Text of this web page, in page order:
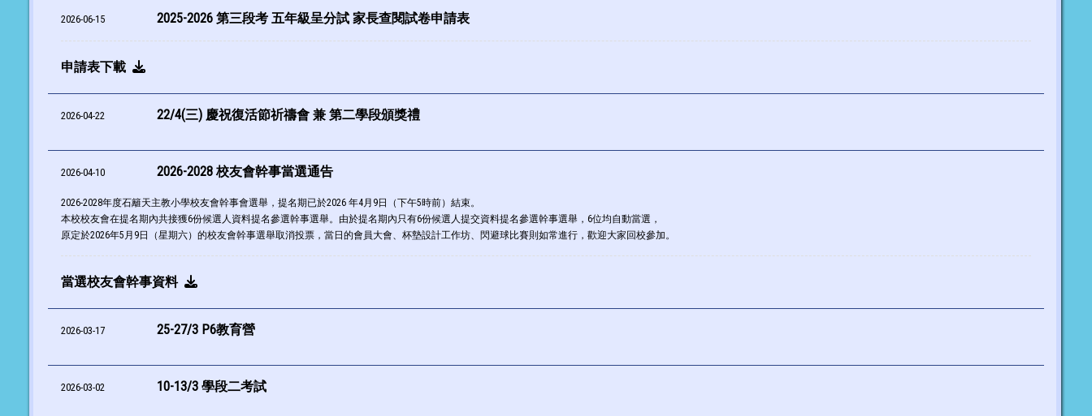
2026-06-15 2025-2026 第三段考 五年級呈分試 家長查閱試卷申請表
申請表下載
2026-04-22 22/4(三) 慶祝復活節祈禱會 兼 第二學段頒獎禮
2026-04-10 2026-2028 校友會幹事當選通告
2026-2028年度石籬天主教小學校友會幹事會選舉，提名期已於2026 年4月9日（下午5時前）結束。
本校校友會在提名期內共接獲6份候選人資料提名參選幹事選舉。由於提名期內只有6份候選人提交資料提名參選幹事選舉，6位均自動當選，
原定於2026年5月9日（星期六）的校友會幹事選舉取消投票，當日的會員大會、杯墊設計工作坊、閃避球比賽則如常進行，歡迎大家回校參加。
當選校友會幹事資料
2026-03-17 25-27/3 P6教育營
2026-03-02 10-13/3 學段二考試